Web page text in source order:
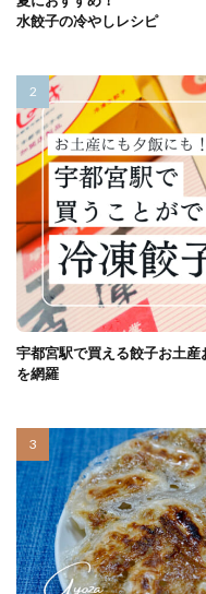
水餃子の冷やしレシピ
宇都宮駅で買える餃子お土
を網羅